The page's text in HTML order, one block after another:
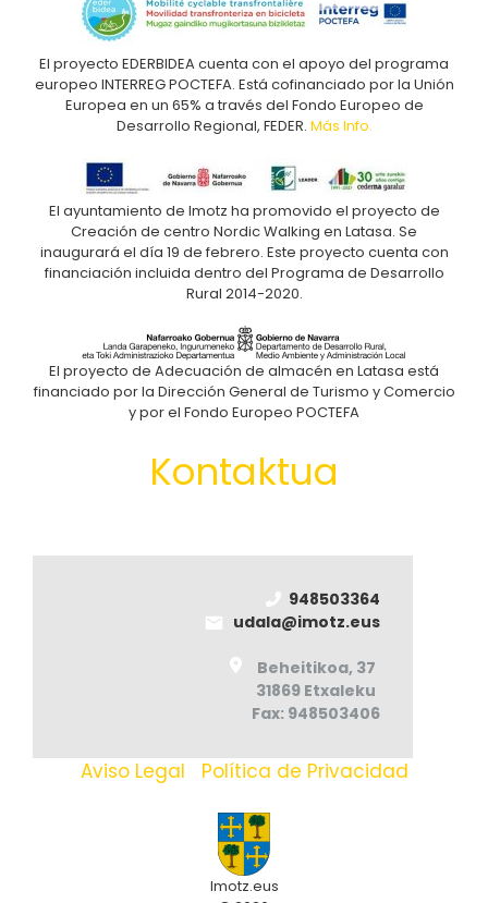
El proyecto EDERBIDEA cuenta con el apoyo del programa
europeo INTERREG POCTEFA. Está cofinanciado por la Unión
Europea en un 65% a través del Fondo Europeo de
Desarrollo Regional, FEDER. Más Info.
El ayuntamiento de Imotz ha promovido el proyecto de
Creación de centro Nordic Walking en Latasa. Se
inaugurará el día 19 de febrero. Este proyecto cuenta con
financiación incluida dentro del Programa de Desarrollo
Rural 2014-2020.
El proyecto de Adecuación de almacén en Latasa está
financiado por la Dirección General de Turismo y Comercio
y por el Fondo Europeo POCTEFA
Kontaktua
948503364
udala@imotz.eus
Beheitikoa, 37
31869 Etxaleku
Fax: 948503406
Aviso Legal Política de Privacidad
Imotz.eus